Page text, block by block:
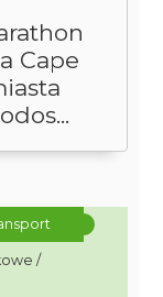
Cape
/